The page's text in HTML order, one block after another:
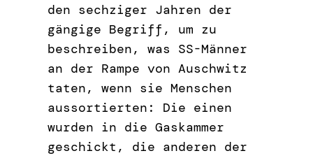
den sechziger Jahren der
gängige Begriff, um zu
beschreiben, was SS-Männer
an der Rampe von Auschwitz
taten, wenn sie Menschen
aussortierten: Die einen
wurden in die Gaskammer
geschickt, die anderen der